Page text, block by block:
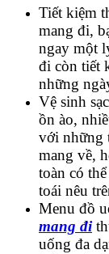
Tiết kiệm
mang đi,
ngay một
đi còn tiết
những
Vệ sinh
ồn ào,
với những
mang về,
toàn có
toái nêu
Menu đồ
mang đi
uống đa